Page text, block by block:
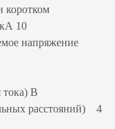
коротком
10
напряжение
тока) В
расстояний) 4